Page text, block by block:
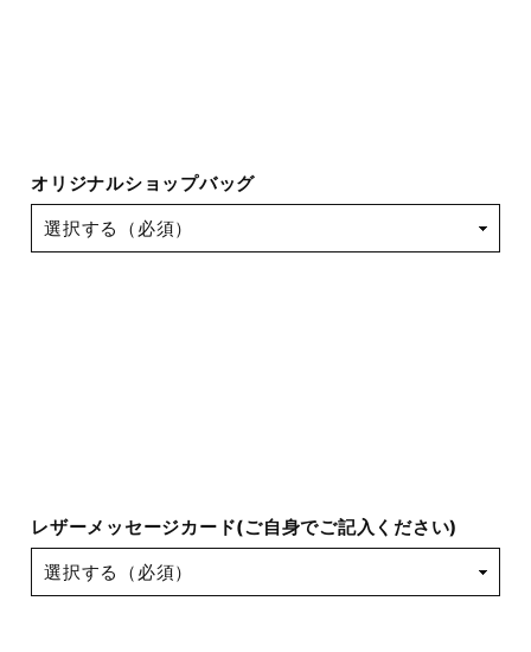
オリジナルショップバッグ
レザーメッセージカード(ご自身でご記入ください)